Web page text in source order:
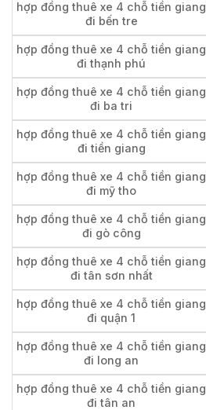
hợp đồng thuê xe 4 chỗ tiền giang
đi bến tre
hợp đồng thuê xe 4 chỗ tiền giang
đi thạnh phú
hợp đồng thuê xe 4 chỗ tiền giang
đi ba tri
hợp đồng thuê xe 4 chỗ tiền giang
đi tiền giang
hợp đồng thuê xe 4 chỗ tiền giang
đi mỹ tho
hợp đồng thuê xe 4 chỗ tiền giang
đi gò công
hợp đồng thuê xe 4 chỗ tiền giang
đi tân sơn nhất
hợp đồng thuê xe 4 chỗ tiền giang
đi quận 1
hợp đồng thuê xe 4 chỗ tiền giang
đi long an
hợp đồng thuê xe 4 chỗ tiền giang
đi tân an